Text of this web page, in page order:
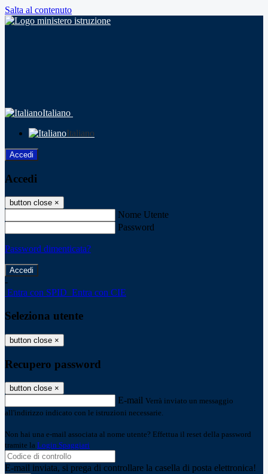
Salta al contenuto
Italiano
Italiano
Accedi
Accedi
button close ×
Nome Utente
Password
Password dimenticata?
-
Entra con SPID Entra con CIE
Seleziona utente
button close ×
Recupero password
button close ×
E-mail Verrà inviato un messaggio
all'indirizzo indicato con le istruzioni necessarie.
Non hai una e-mail associata al nome utente? Effettua il reset della password
tramite la Login Spaggiari
E-mail inviata, si prega di controllare la casella di posta elettronica!